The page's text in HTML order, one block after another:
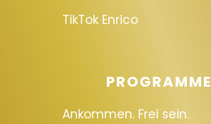
TikTok Enrico
PROGRAMME
Ankommen. Frei sein.